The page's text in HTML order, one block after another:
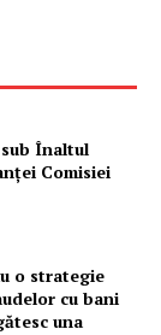
sub Înaltul
Comisiei
o strategie
cu bani
una